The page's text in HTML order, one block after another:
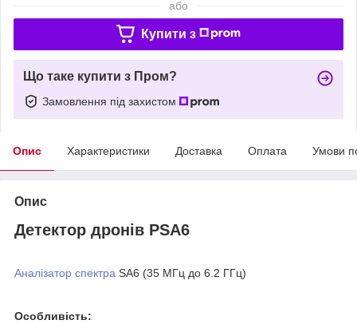
або
Купити з
Що таке купити з Пром?
Замовлення під захистом
Опис Характеристики Доставка Оплата Умови
Опис
Детектор дронів PSA6
Аналізатор спектра SA6 (35 МГц до 6.2 ГГц)
Особливість: